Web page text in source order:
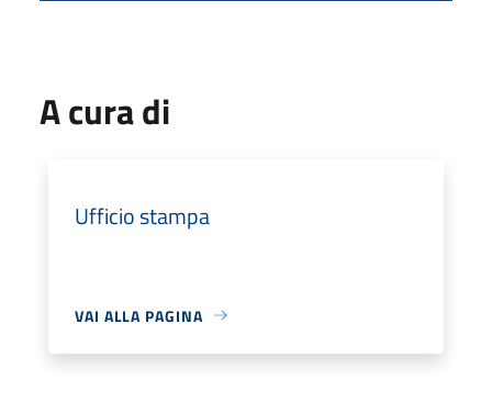
A cura di
Ufficio stampa
VAI ALLA PAGINA